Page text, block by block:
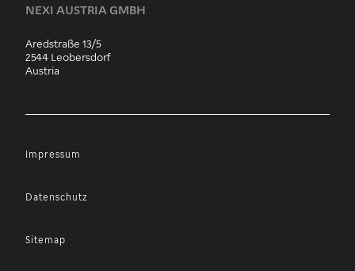
NEXI AUSTRIA GMBH
Aredstraße 13/5
2544 Leobersdorf
Austria
Impressum
Datenschutz
Sitemap